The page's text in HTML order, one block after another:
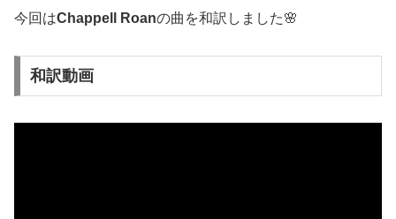
今回はChappell Roanの曲を和訳しました🌸
和訳動画